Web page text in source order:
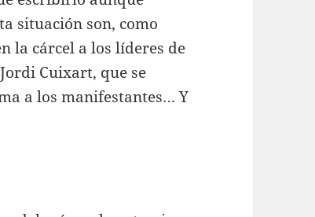
situación son, como
la cárcel a los líderes de
Cuixart, que se
a los manifestantes… Y